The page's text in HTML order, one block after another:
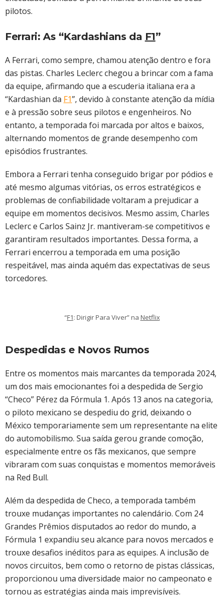
pilotos.
Ferrari: As “Kardashians da F1”
A Ferrari, como sempre, chamou atenção dentro e fora
das pistas. Charles Leclerc chegou a brincar com a fama
da equipe, afirmando que a escuderia italiana era a
“Kardashian da F1”, devido à constante atenção da mídia
e à pressão sobre seus pilotos e engenheiros. No
entanto, a temporada foi marcada por altos e baixos,
alternando momentos de grande desempenho com
episódios frustrantes.
Embora a Ferrari tenha conseguido brigar por pódios e
até mesmo algumas vitórias, os erros estratégicos e
problemas de confiabilidade voltaram a prejudicar a
equipe em momentos decisivos. Mesmo assim, Charles
Leclerc e Carlos Sainz Jr. mantiveram-se competitivos e
garantiram resultados importantes. Dessa forma, a
Ferrari encerrou a temporada em uma posição
respeitável, mas ainda aquém das expectativas de seus
torcedores.
“F1: Dirigir Para Viver” na Netflix
Despedidas e Novos Rumos
Entre os momentos mais marcantes da temporada 2024,
um dos mais emocionantes foi a despedida de Sergio
“Checo” Pérez da Fórmula 1. Após 13 anos na categoria,
o piloto mexicano se despediu do grid, deixando o
México temporariamente sem um representante na elite
do automobilismo. Sua saída gerou grande comoção,
especialmente entre os fãs mexicanos, que sempre
vibraram com suas conquistas e momentos memoráveis
na Red Bull.
Além da despedida de Checo, a temporada também
trouxe mudanças importantes no calendário. Com 24
Grandes Prêmios disputados ao redor do mundo, a
Fórmula 1 expandiu seu alcance para novos mercados e
trouxe desafios inéditos para as equipes. A inclusão de
novos circuitos, bem como o retorno de pistas clássicas,
proporcionou uma diversidade maior no campeonato e
tornou as estratégias ainda mais imprevisíveis.